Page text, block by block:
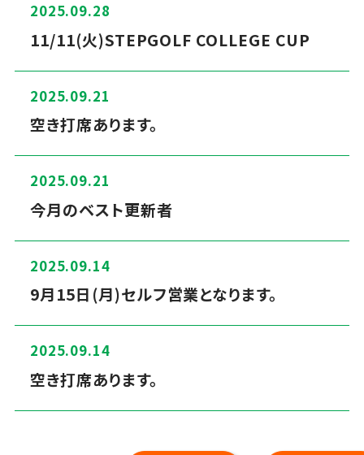
2025.09.28
11/11(火)STEPGOLF COLLEGE CUP
2025.09.21
空き打席あります。
2025.09.21
今月のベスト更新者
2025.09.14
9月15日(月)セルフ営業となります。
2025.09.14
空き打席あります。